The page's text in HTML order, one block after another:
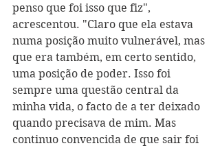
penso que foi isso que fiz",
acrescentou. "Claro que ela estava
numa posição muito vulnerável, mas
que era também, em certo sentido,
uma posição de poder. Isso foi
sempre uma questão central da
minha vida, o facto de a ter deixado
quando precisava de mim. Mas
continuo convencida de que sair foi